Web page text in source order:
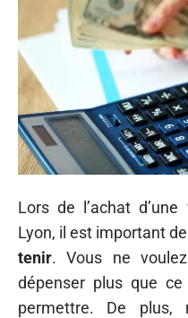
Lors de l’achat
Lyon, il est important de
tenir. Vous ne
dépenser plus que
permettre. De plus,